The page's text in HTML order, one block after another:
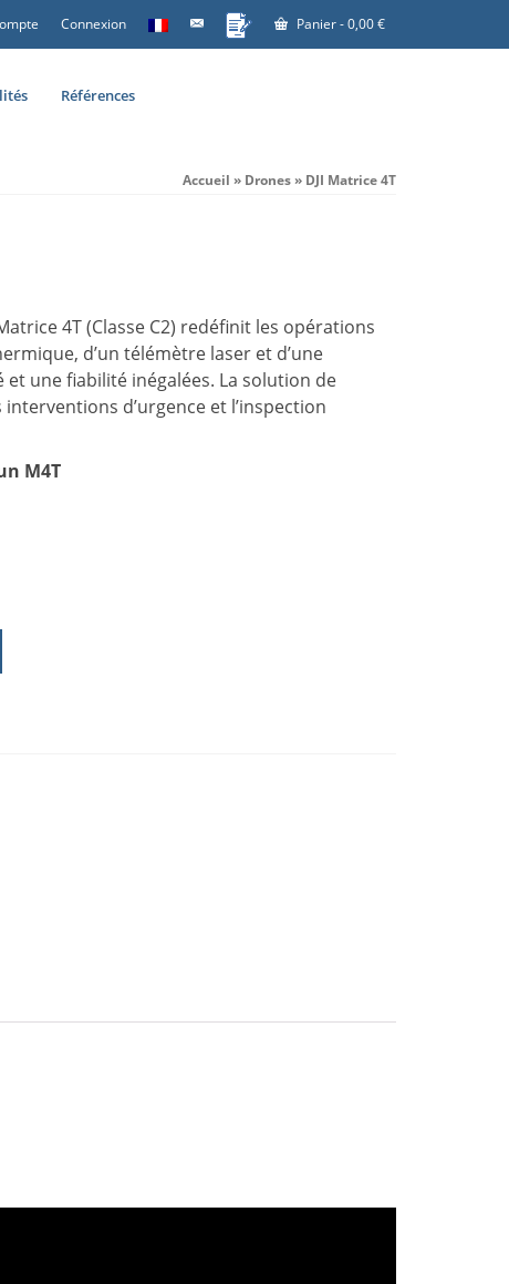
Connexion Panier-0,00€
Références
Accueil » Drones» DJI Matrice 4T
4T (Classe C2) redéfinit les opérations
d’un télémètre laser et d’une
une fiabilité inégalées. La solution de
d’urgence et l’inspection
M4T